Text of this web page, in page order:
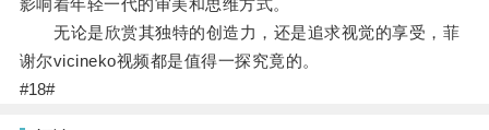
影响着年轻一代的审美和思维方式。
无论是欣赏其独特的创造力，还是追求视觉的享受，菲
谢尔vicineko视频都是值得一探究竟的。
#18#